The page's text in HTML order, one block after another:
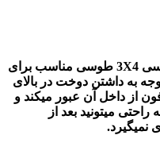
فون پارچه ای (بک گراند ) یا پرده عکاسی 3X4 طوسی مناسب برای
به داشتن دوخت در بالای
از داخل آن عبور میکند و
میتونید بعد از
نمیگیرد.